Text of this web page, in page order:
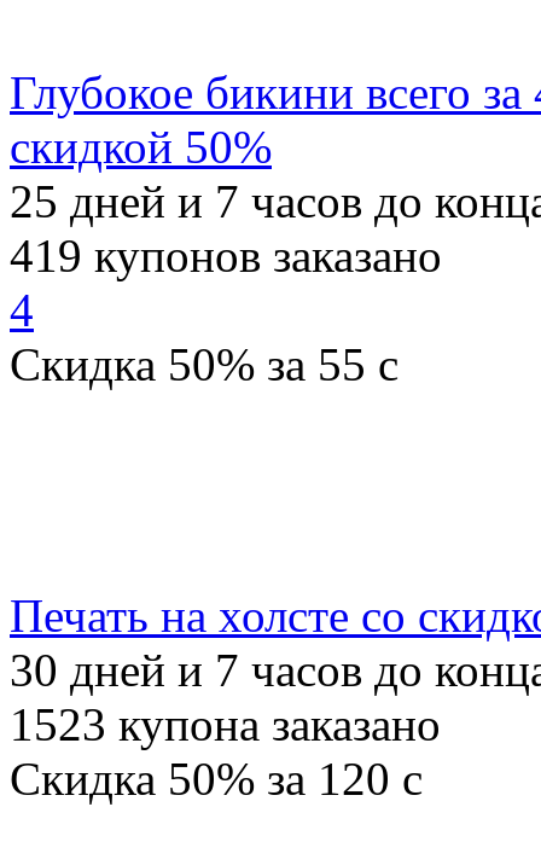
Глубокое бикини всего
скидкой 50%
25 дней и 7 часов до
419 купонов заказано
4
Скидка 50% за 55 c
Печать на холсте со
30 дней и 7 часов до
1523 купона заказано
Скидка 50% за 120 c